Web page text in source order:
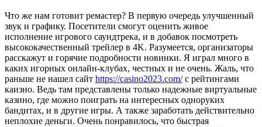
Что же нам готовит ремастер? В первую очередь улучшенный
звук и графику. Посетители смогут оценить живое
исполнение игрового саундтрека, и в добавок посмотреть
высококачественный трейлер в 4K. Разумеется, организаторы
расскажут и горячие подробности новинки. Я играл много в
каких игорных онлайн-клубах, честных и не очень. Жаль, что
раньше не нашел сайт https://casino2023.com/с рейтингами
каизно. Ведь там представлены только надежные виртуальные
казино, где можно поиграть на интересных одноруких
бандитах, и в другие игры. А также заработать действительно
неплохие деньги. Очень понравилось, что быстрая